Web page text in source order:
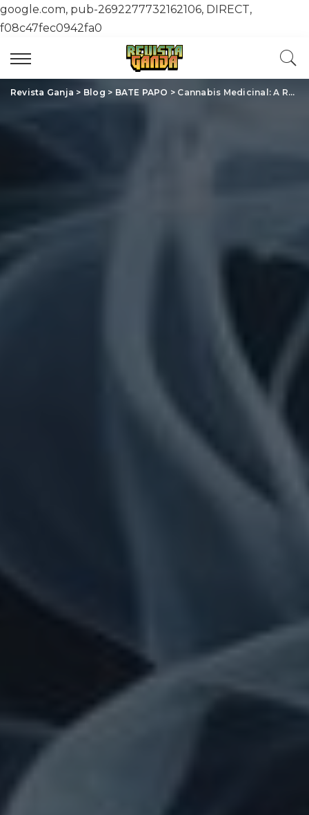
google.com, pub-2692277732162106, DIRECT,
f08c47fec0942fa0
Revista Ganja > Blog > BATE PAPO > Cannabis Medicinal: A Revolução Silenciosa na Saúde e Bem-Estar